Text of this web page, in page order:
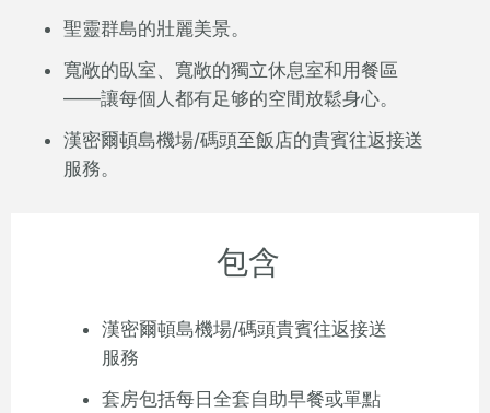
聖靈群島的壯麗美景。
寬敞的臥室、寬敞的獨立休息室和用餐區
——讓每個人都有足够的空間放鬆身心。
漢密爾頓島機場/碼頭至飯店的貴賓往返接送
服務。
包含
漢密爾頓島機場/碼頭貴賓往返接送
服務
套房包括每日全套自助早餐或單點